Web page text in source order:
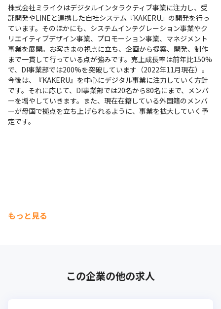
株式会社ミライクはデジタルインタラクティブ事業に注力し、受
託開発やLINEと連携した自社システム『KAKERU』の開発を行っ
ています。そのほかにも、システムインテグレーション事業やク
リエイティブデザイン事業、プロモーション事業、マネジメント
事業を展開。お客さまの視点に立ち、企画から提案、開発、制作
まで一貫して行っている点が強みです。売上成長率は前年比150%
で、DI事業部では200%を突破しています（2022年11月現在）。
今後は、『KAKERU』を中心にデジタル事業に注力していく方針
です。それに応じて、DI事業部では20名から80名にまで、メンバ
ーを増やしていきます。また、現在在籍している外国籍のメンバ
ーが母国で拠点を立ち上げられるように、事業を拡大していく予
定です。
もっと見る
この企業の他の求人